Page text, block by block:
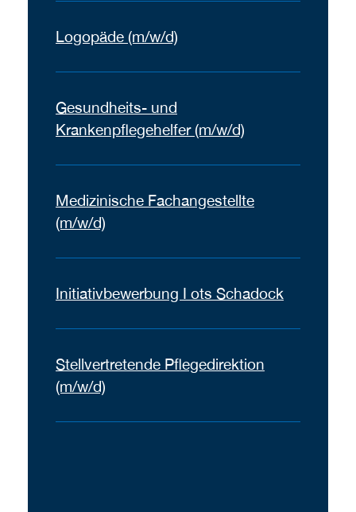
Logopäde (m/w/d)
Gesundheits- und
Krankenpflegehelfer (m/w/d)
Medizinische Fachangestellte
(m/w/d)
Initiativbewerbung I ots Schadock
Stellvertretende Pflegedirektion
(m/w/d)